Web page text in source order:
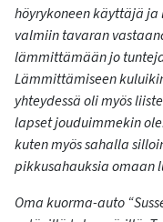
höyrykoneen käyttäjä
valmiin tavaran
lämmittämään jo
Lämmittämiseen
yhteydessä oli myös
lapset jouduimmekin
kuten myös sahalla
pikkusahauksia omaan
Oma kuorma-auto